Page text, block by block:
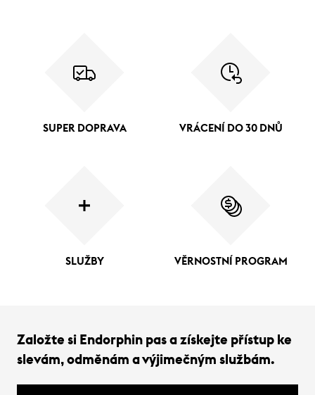
SUPER DOPRAVA VRÁCENÍ DO 30 DNŮ
SLUŽBY VĚRNOSTNÍ PROGRAM
Založte si Endorphin pas a získejte přístup ke
slevám, odměnám a výjimečným službám.